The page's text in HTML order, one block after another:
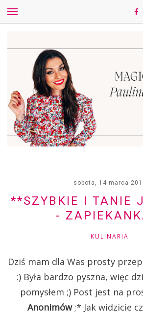
sobota, 14 marca
**SZYBKIE I TANIE
-
KULINARIA
Dziś mam dla Was prosty
:) Była bardzo pyszna, więc
pomysłem ;) Post jest na
Anonimów;* Jak widzicie